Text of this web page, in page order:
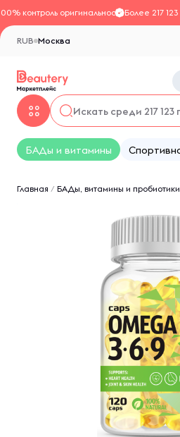
контроль оригинальностиБолее 217
Москва
RUB
БАДы и витамины
Главная / БАДы, витамины и пробиотики